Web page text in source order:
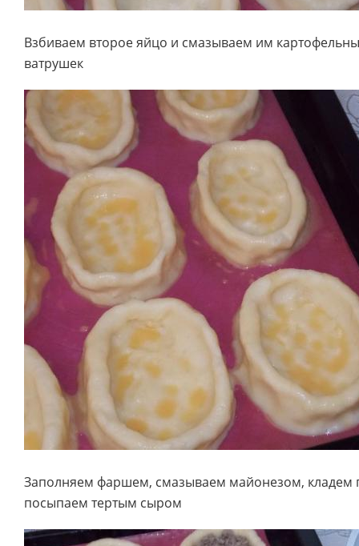
Взбиваем второе яйцо и смазываем им
ватрушек
Заполняем фаршем, смазываем майонезом, кладем
посыпаем тертым сыром